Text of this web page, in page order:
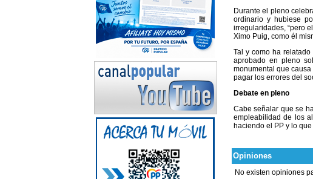
Durante el pleno
ordinario y hubiese
irregularidades, “pero
Ximo Puig, como él
Tal y como ha
aprobado en pleno
monumental que
pagar los errores del
Debate en pleno
Cabe señalar que se
empleabilidad de los
haciendo el PP y lo
Opiniones
No existen opiniones